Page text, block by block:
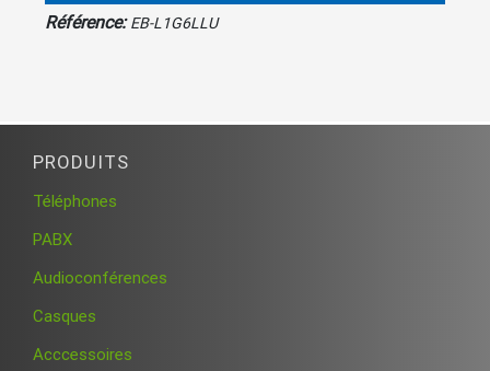
Référence:EB-L1G6LLU
PRODUITS
Téléphones
PABX
Audioconférences
Casques
Acccessoires